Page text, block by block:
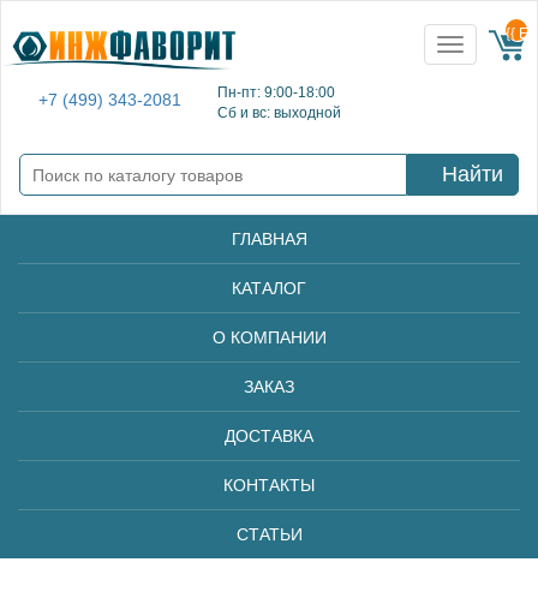
+7 (499) 343-2081
Пн-пт: 9:00-18:00
Сб и вс: выходной
Toggle
navigation
{{
Найти
ГЛАВНАЯ
КАТАЛОГ
О КОМПАНИИ
ЗАКАЗ
ДОСТАВКА
КОНТАКТЫ
СТАТЬИ